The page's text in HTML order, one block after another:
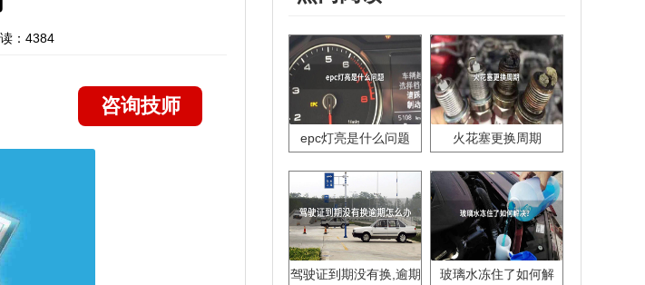
：4384
咨询技师
epc灯亮是什么问题 火花塞更换周期
驾驶证到期没有换,逾期
玻璃水冻住了如何解